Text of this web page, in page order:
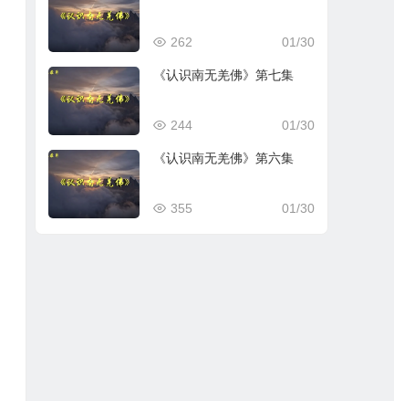
01/30
262
《认识南无羌佛》第七集
01/30
244
《认识南无羌佛》第六集
01/30
355